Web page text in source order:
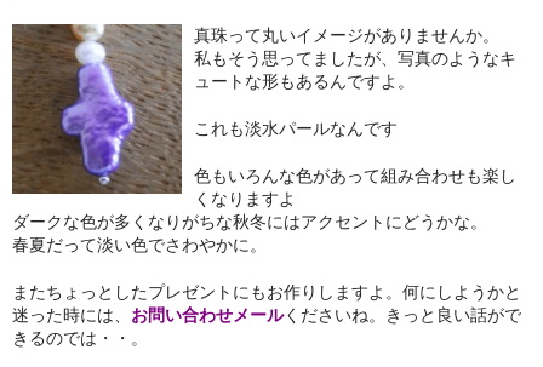
メディア掲載
ブログ
お問い合わせ
真珠って丸いイメージがありませんか。
私もそう思ってましたが、写真のようなキ
ュートな形もあるんですよ。
これも淡水パールなんです
色もいろんな色があって組み合わせも楽し
くなりますよ
ダークな色が多くなりがちな秋冬にはアクセントにどうかな。
春夏だって淡い色でさわやかに。
またちょっとしたプレゼントにもお作りしますよ。何にしようかと
迷った時には、 お問い合わせメールくださいね。きっと良い話がで
きるのでは・・。